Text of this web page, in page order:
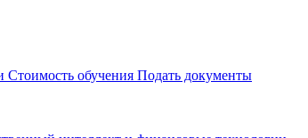
Стоимость обучения Подать документы